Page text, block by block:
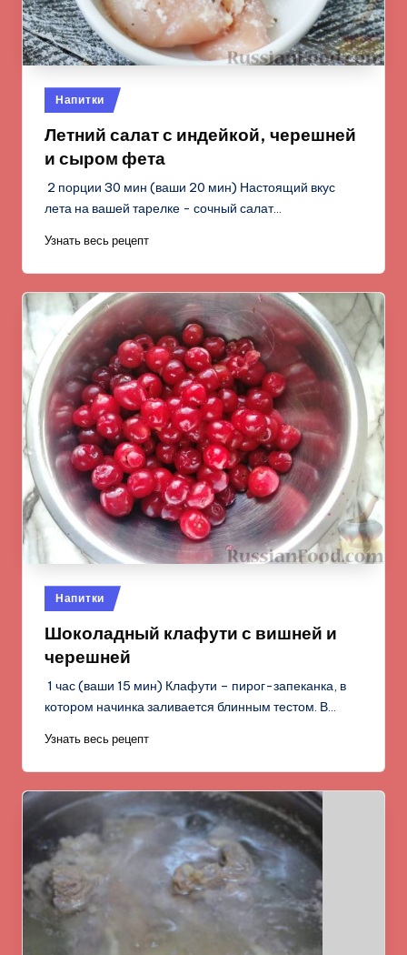
Опубликовано
в
Напитки
Летний салат с индейкой, черешней
и сыром фета
2 порции 30 мин (ваши 20 мин) Настоящий вкус
лета на вашей тарелке - сочный салат…
Узнать весь рецепт
Опубликовано
в
Напитки
Шоколадный клафути с вишней и
черешней
1 час (ваши 15 мин) Клафути – пирог-запеканка, в
котором начинка заливается блинным тестом. В…
Узнать весь рецепт